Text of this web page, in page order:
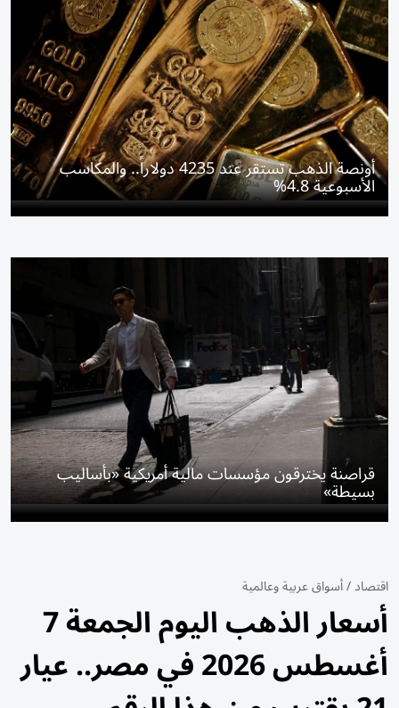
أونصة الذهب تستقر عند 4235 دولاراً.. والمكاسب
الأسبوعية 4.8%
قراصنة يخترقون مؤسسات مالية أمريكية «بأساليب
بسيطة»
اقتصاد/أسواق عربية وعالمية
أسعار الذهب اليوم الجمعة 7
أغسطس 2026 في مصر.. عيار